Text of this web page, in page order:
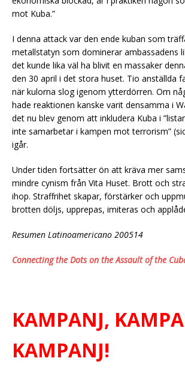
mot Kuba.”
I denna attack var den ende kuban som
metallstatyn som dominerar ambassadens
det kunde lika väl ha blivit en massaker
den 30 april i det stora huset. Tio anställda
när kulorna slog igenom ytterdörren. Om
hade reaktionen kanske varit densamma i
det nu blev genom att inkludera Kuba i
inte samarbetar i kampen mot terrorism”
igår.
Under tiden fortsätter ön att kräva mer
mindre cynism från Vita Huset. Brott och
ihop. Straffrihet skapar, förstärker och
brotten döljs, upprepas, imiteras och
Resumen Latinoamericano 200514
Connecting the Dots on the Assault of the
KAMPANJ,
KAMPANJ!